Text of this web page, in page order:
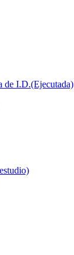
de I.D.(Ejecutada)